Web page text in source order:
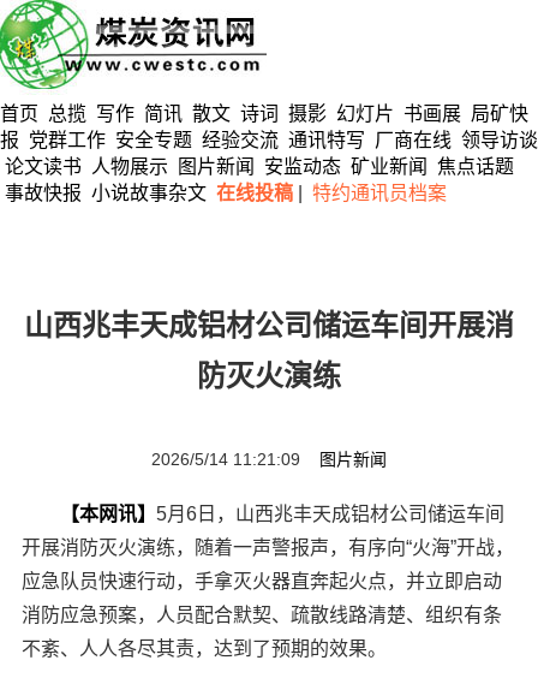
首页 总揽 写作 简讯 散文 诗词 摄影 幻灯片 书画展 局矿快
报 党群工作 安全专题 经验交流 通讯特写 厂商在线 领导访谈
论文读书
人物展示 图片新闻 安监动态 矿业新闻
焦点话题
事故快报 小说故事杂文 在线投稿 特约通讯员档案
山西兆丰天成铝材公司储运车间开展消
防灭火演练
2026/5/14 11:21:09 图片新闻
【本网讯】 5月6日，山西兆丰天成铝材公司储运车间
开展消防灭火演练，随着一声警报声，有序向“火海”开战，
应急队员快速行动，手拿灭火器直奔起火点，并立即启动
消防应急预案，人员配合默契、疏散线路清楚、组织有条
不紊、人人各尽其责，达到了预期的效果。